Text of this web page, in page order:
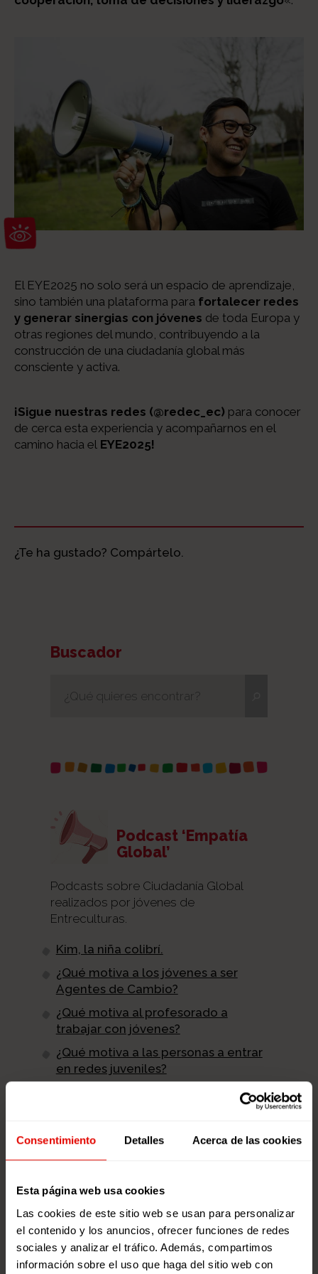
Consentimiento Detalles Acerca de las cookies
Esta página web usa cookies
Las cookies de este sitio web se usan para personalizar
el contenido y los anuncios, ofrecer funciones de redes
sociales y analizar el tráfico. Además, compartimos
información sobre el uso que haga del sitio web con
Abrir barra de herramientas
El EYE2025 no solo será un espacio de aprendizaje,
sino también una plataforma para fortalecer redes
y generar sinergias con jóvenes de toda Europa y
otras regiones del mundo, contribuyendo a la
construcción de una ciudadanía global más
consciente y activa.
¡Sigue nuestras redes (@redec_ec) para conocer
de cerca esta experiencia y acompañarnos en el
camino hacia el EYE2025!
¿Te ha gustado? Compártelo.
Buscador
Podcast ‘Empatía
Global’
Podcasts sobre Ciudadanía Global
realizados por jóvenes de
Entreculturas.
Kim, la niña colibrí.
¿Qué motiva a los jóvenes a ser
Agentes de Cambio?
¿Qué motiva al profesorado a
trabajar con jóvenes?
¿Qué motiva a las personas a entrar
en redes juveniles?
el profesorado estar en redes
juveniles?